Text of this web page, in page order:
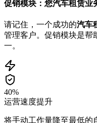
促销模块：您汽车租赁业
请记住，一个成功的汽车
管理客户。促销模块是帮
一。
40%
运营速度提升
将手动工作量降至最低的